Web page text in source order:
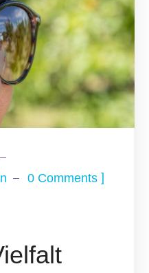
0 Comments ]